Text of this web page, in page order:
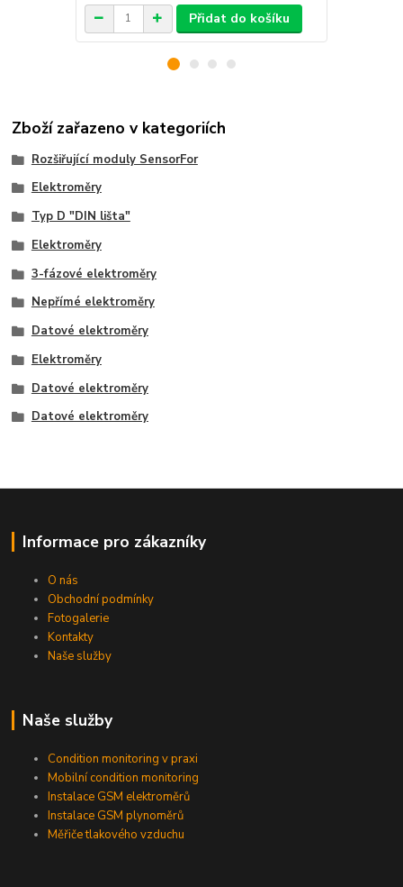
Přidat do košíku
Zboží zařazeno v kategoriích
Rozšiřující moduly SensorFor
Elektroměry
Typ D "DIN lišta"
Elektroměry
3-fázové elektroměry
Nepřímé elektroměry
Datové elektroměry
Elektroměry
Datové elektroměry
Datové elektroměry
Informace pro zákazníky
O nás
Obchodní podmínky
Fotogalerie
Kontakty
Naše služby
Naše služby
Condition monitoring v praxi
Mobilní condition monitoring
Instalace GSM elektroměrů
Instalace GSM plynoměrů
Měřiče tlakového vzduchu